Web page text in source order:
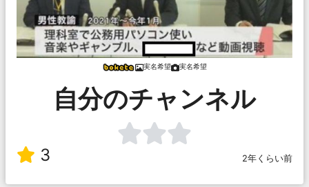
実名希望 実名希望
自分のチャンネル
3 2年くらい前